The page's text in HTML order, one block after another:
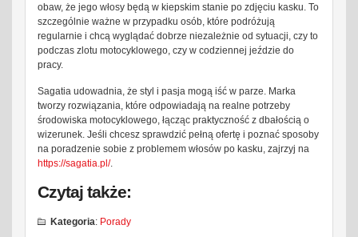
obaw, że jego włosy będą w kiepskim stanie po zdjęciu kasku. To
szczególnie ważne w przypadku osób, które podróżują
regularnie i chcą wyglądać dobrze niezależnie od sytuacji, czy to
podczas zlotu motocyklowego, czy w codziennej jeździe do
pracy.
Sagatia udowadnia, że styl i pasja mogą iść w parze. Marka
tworzy rozwiązania, które odpowiadają na realne potrzeby
środowiska motocyklowego, łącząc praktyczność z dbałością o
wizerunek. Jeśli chcesz sprawdzić pełną ofertę i poznać sposoby
na poradzenie sobie z problemem włosów po kasku, zajrzyj na
https://sagatia.pl/.
Czytaj także:
Kategoria: Porady